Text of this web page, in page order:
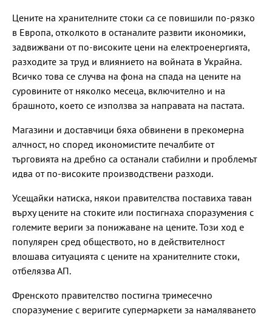
Цените на хранителните стоки са се повишили по-рязко
в Европа, отколкото в останалите развити икономики,
задвижвани от по-високите цени на електроенергията,
разходите за труд и влиянието на войната в Украйна.
Всичко това се случва на фона на спада на цените на
суровините от няколко месеца, включително и на
брашното, което се използва за направата на пастата.
Магазини и доставчици бяха обвинени в прекомерна
алчност, но според икономистите печалбите от
търговията на дребно са останали стабилни и проблемът
идва от по-високите производствени разходи.
Усещайки натиска, някои правителства поставиха таван
върху цените на стоките или постигнаха споразумения с
големите вериги за понижаване на цените. Този ход е
популярен сред обществото, но в действителност
влошава ситуацията с цените на хранителните стоки,
отбелязва АП.
Френското правителство постигна тримесечно
споразумение с веригите супермаркети за намаляването